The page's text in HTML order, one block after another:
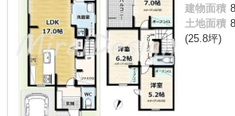
建物面積
土地面積
(25.8坪)